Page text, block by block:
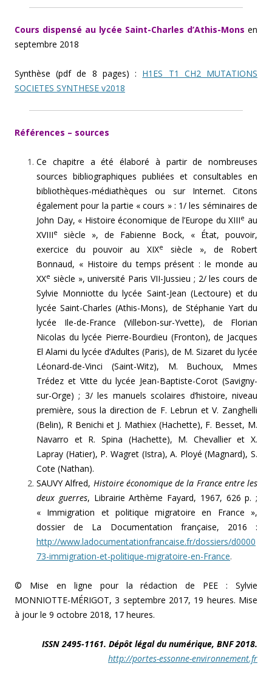
Cours dispensé au lycée Saint-Charles d’Athis-Mons en
septembre 2018
Synthèse (pdf de 8 pages) : H1ES T1 CH2 MUTATIONS
SOCIETES SYNTHESE v2018
Références – sources
Ce chapitre a été élaboré à partir de nombreuses
sources bibliographiques publiées et consultables en
bibliothèques-médiathèques ou sur Internet. Citons
également pour la partie « cours » : 1/ les séminaires de
John Day, « Histoire économique de l’Europe du XIIIe au
XVIIIe
siècle », de Fabienne Bock, « État, pouvoir,
exercice du pouvoir au XIXe
siècle », de Robert
Bonnaud, « Histoire du temps présent : le monde au
XXe siècle », université Paris VII-Jussieu ; 2/ les cours de
Sylvie Monniotte du lycée Saint-Jean (Lectoure) et du
lycée Saint-Charles (Athis-Mons), de Stéphanie Yart du
lycée Ile-de-France (Villebon-sur-Yvette), de Florian
Nicolas du lycée Pierre-Bourdieu (Fronton), de Jacques
El Alami du lycée d’Adultes (Paris), de M. Sizaret du lycée
Léonard-de-Vinci (Saint-Witz), M. Buchoux, Mmes
Trédez et Vitte du lycée Jean-Baptiste-Corot (Savigny-
sur-Orge) ; 3/ les manuels scolaires d’histoire, niveau
première, sous la direction de F. Lebrun et V. Zanghelli
(Belin), R Benichi et J. Mathiex (Hachette), F. Besset, M.
Navarro et R. Spina (Hachette), M. Chevallier et X.
Lapray (Hatier), P. Wagret (Istra), A. Ployé (Magnard), S.
Cote (Nathan).
SAUVY Alfred, Histoire économique de la France entre les
deux guerres, Librairie Arthème Fayard, 1967, 626 p. ;
« Immigration et politique migratoire en France »,
dossier de La Documentation française, 2016 :
http://www.ladocumentationfrancaise.fr/dossiers/d0000
73-immigration-et-politique-migratoire-en-France.
© Mise en ligne pour la rédaction de PEE : Sylvie
MONNIOTTE-MÉRIGOT, 3 septembre 2017, 19 heures. Mise
à jour le 9 octobre 2018, 17 heures.
ISSN 2495-1161. Dépôt légal du numérique, BNF 2018.
http://portes-essonne-environnement.fr